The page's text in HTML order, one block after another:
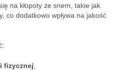
na kłopoty ze snem, takie jak
co dodatkowo wpływa na jakość
fizycznej